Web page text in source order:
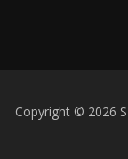
Copyright © 2026